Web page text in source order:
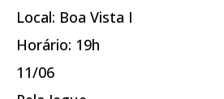
Local: Boa Vista I
Horário: 19h
11/06